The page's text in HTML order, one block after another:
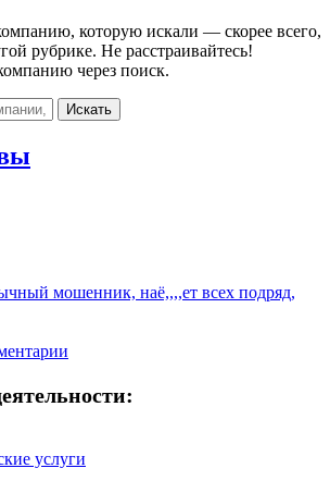
которую искали — скорее всего,
рубрике. Не расстраивайтесь!
через поиск.
Искать
мошенник, наё,,,,ет всех подряд,
услуги